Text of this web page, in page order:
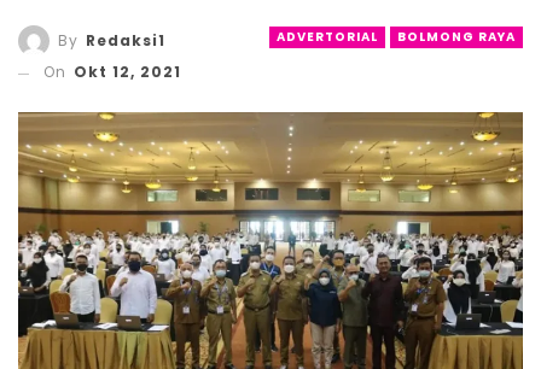
ADVERTORIAL BOLMONG RAYA
By Redaksi1
On Okt 12, 2021